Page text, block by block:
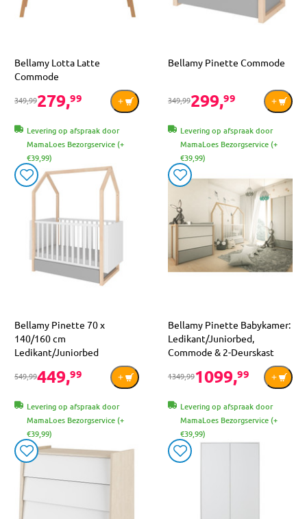
Bellamy Lotta Latte
Commode
349,99279,99
Levering op afspraak door
MamaLoes Bezorgservice (+
€39,99)
Bellamy Pinette Commode
349,99299,99
Levering op afspraak door
MamaLoes Bezorgservice (+
€39,99)
Bellamy Pinette 70 x
140/160 cm
Ledikant/Juniorbed
549,99449,99
Levering op afspraak door
MamaLoes Bezorgservice (+
€39,99)
Bellamy Pinette Babykamer:
Ledikant/Juniorbed,
Commode & 2-Deurskast
1349,991099,99
Levering op afspraak door
MamaLoes Bezorgservice (+
€39,99)